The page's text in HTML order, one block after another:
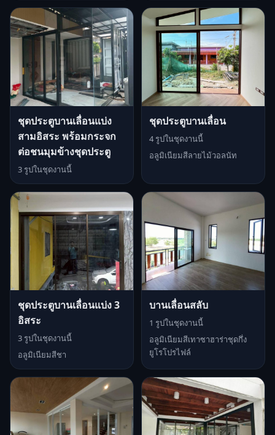
ชุดประตูบานเลื่อนแบ่ง
สามอิสระ พร้อมกระจก
ต่อชนมุมข้างชุดประตู
3 รูปในชุดงานนี้
ชุดประตูบานเลื่อน
4 รูปในชุดงานนี้
อลูมิเนียมสีลายไม้วอลนัท
ชุดประตูบานเลื่อนแบ่ง 3
อิสระ
3 รูปในชุดงานนี้
อลูมิเนียมสีชา
บานเลื่อนสลับ
1 รูปในชุดงานนี้
อลูมิเนียมสีเทาซาฮาร่าชุดกึ่ง
ยูโรโปรไฟล์